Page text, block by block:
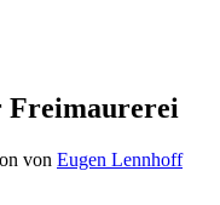
Freimaurerei
von Eugen Lennhoff